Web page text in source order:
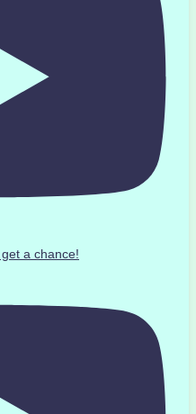
a chance!